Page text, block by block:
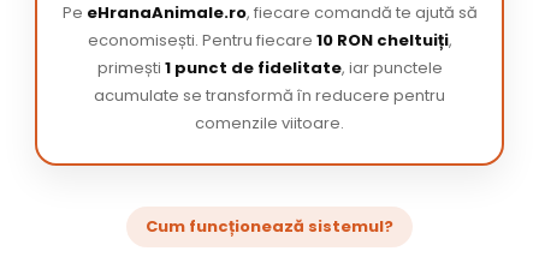
Pe eHranaAnimale.ro, fiecare comandă te ajută să
economisești. Pentru fiecare 10 RON cheltuiți,
primești 1 punct de fidelitate, iar punctele
acumulate se transformă în reducere pentru
comenzile viitoare.
Cum funcționează sistemul?